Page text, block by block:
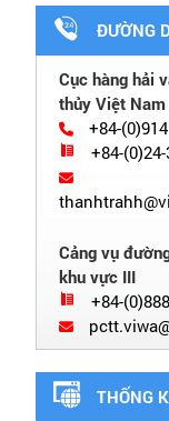
ĐƯỜNG
Cục hàng hải
thủy Việt Nam
+84-
+84-
Cảng vụ
khu vực III
+84-
THỐNG